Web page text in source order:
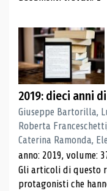
2019: dieci anni
Giuseppe Bartorilla,
Roberta
Caterina Ramonda,
anno: 2019, volume:
Gli articoli di questo
protagonisti che